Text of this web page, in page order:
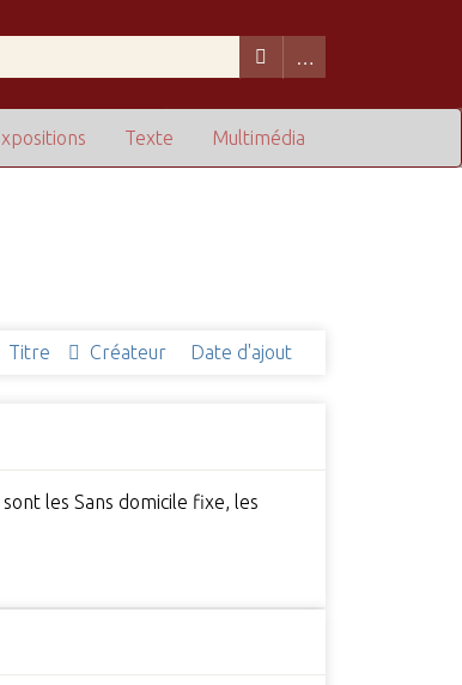
Multimédia
Texte
Titre Créateur Date d'ajout
les Sans domicile fixe, les